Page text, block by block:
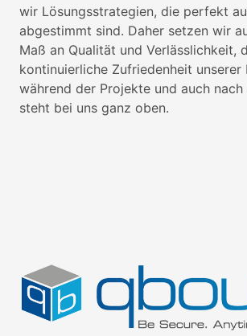
wir Lösungsstrategien, die perfekt
abgestimmt sind. Daher setzen wir
Maß an Qualität und Verlässlichkeit,
kontinuierliche Zufriedenheit unserer
während der Projekte und auch nach
steht bei uns ganz oben.